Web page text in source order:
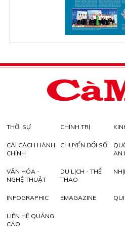
THỜI SỰ CHÍNH TRỊ
CẢI CÁCH HÀNH
CHÍNH
CHUYỂN ĐỔI SỐ
AN
VĂN HÓA -
NGHỆ THUẬT
DU LỊCH - THỂ
THAO
INFOGRAPHIC EMAGAZINE
LIÊN HỆ QUẢNG
CÁO